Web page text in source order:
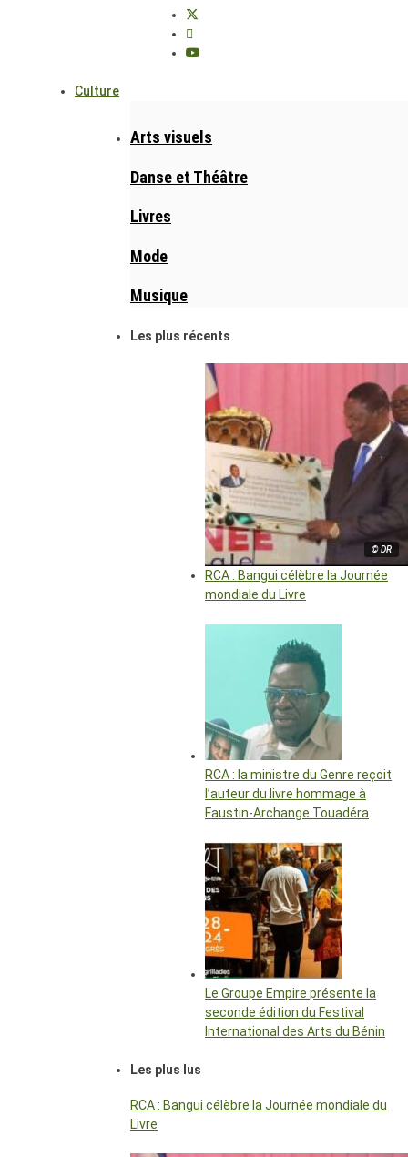
Culture
Arts visuels
Danse et Théâtre
Livres
Mode
Musique
Les plus récents
© DR
RCA : Bangui célèbre la Journée
mondiale du Livre
RCA : la ministre du Genre reçoit
l’auteur du livre hommage à
Faustin-Archange Touadéra
Le Groupe Empire présente la
seconde édition du Festival
International des Arts du Bénin
Les plus lus
RCA : Bangui célèbre la Journée mondiale du
Livre